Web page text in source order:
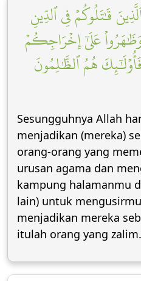
قَٰتَلُوكُمۡ فِي ٱلدِّينِ
عَلَىٰٓ إِخۡرَاجِكُمۡ
هُمُ ٱلظَّٰلِمُونَ
Sesungguhnya Allah
menjadikan (mereka)
orang-orang yang
urusan agama dan
kampung halamanmu
lain) untuk
menjadikan mereka
itulah orang yang zalim.